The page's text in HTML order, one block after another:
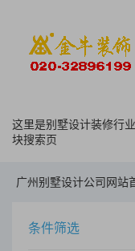
这里是别墅设计装修行
块搜索页
广州别墅设计公司网站
条件筛选